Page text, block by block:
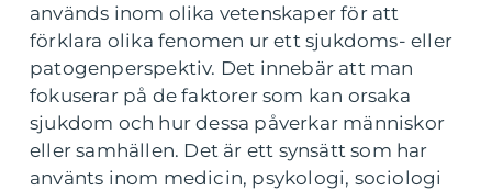
används inom olika vetenskaper för att
förklara olika fenomen ur ett sjukdoms- eller
patogenperspektiv. Det innebär att man
fokuserar på de faktorer som kan orsaka
sjukdom och hur dessa påverkar människor
eller samhällen. Det är ett synsätt som har
använts inom medicin, psykologi, sociologi